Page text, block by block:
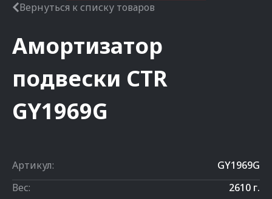
Вернуться к списку товаров
Амортизатор
подвески CTR
GY1969G
Артикул:
GY1969G
Вес:
2610 г.